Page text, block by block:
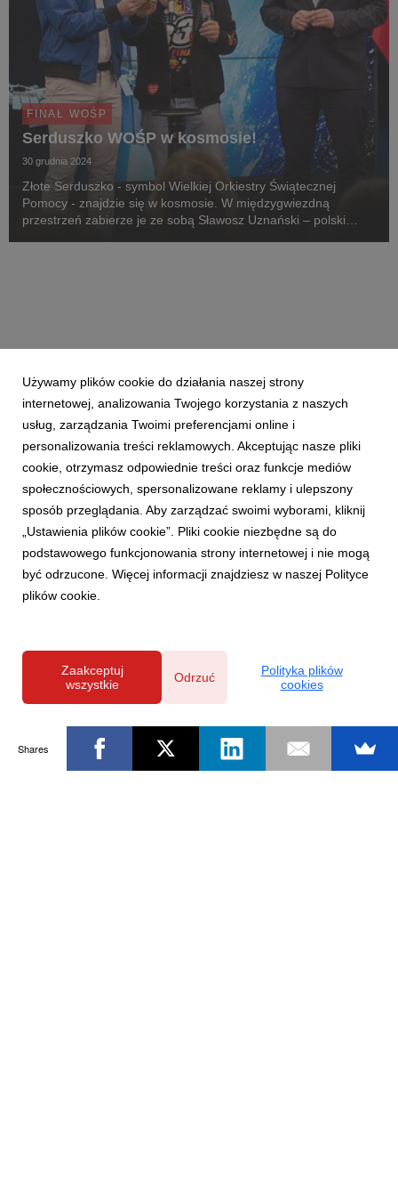
FINAŁ WOŚP
Serduszko WOŚP w kosmosie!
30 grudnia 2024
Złote Serduszko - symbol Wielkiej Orkiestry Świątecznej
Pomocy - znajdzie się w kosmosie. W międzygwiezdną
przestrzeń zabierze je ze sobą Sławosz Uznański – polski
Powered by
Używamy plików cookie do działania naszej strony
internetowej, analizowania Twojego korzystania z naszych
usług, zarządzania Twoimi preferencjami online i
personalizowania treści reklamowych. Akceptując nasze pliki
cookie, otrzymasz odpowiednie treści oraz funkcje mediów
społecznościowych, spersonalizowane reklamy i ulepszony
sposób przeglądania. Aby zarządzać swoimi wyborami, kliknij
„Ustawienia plików cookie”. Pliki cookie niezbędne są do
podstawowego funkcjonowania strony internetowej i nie mogą
być odrzucone. Więcej informacji znajdziesz w naszej Polityce
plików cookie.
Zaakceptuj
wszystkie
Odrzuć
Polityka plików
cookies
Shares